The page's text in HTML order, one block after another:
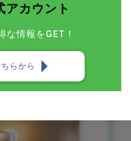
アカウント
な情報をGET！
らから